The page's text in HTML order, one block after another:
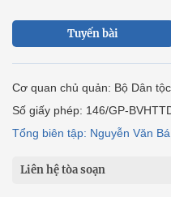
Tuyến bài
Cơ quan chủ quản: Bộ Dân
Số giấy phép: 146/GP-
Tổng biên tập: Nguyễn Văn Bá
Liên hệ tòa soạn